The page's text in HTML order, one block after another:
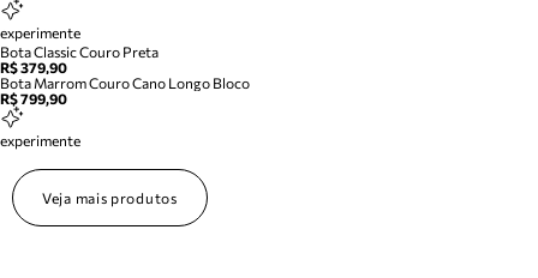
experimente
Bota Classic Couro Preta
R$ 379,90
Bota Marrom Couro Cano Longo Bloco
R$ 799,90
experimente
Veja mais produtos